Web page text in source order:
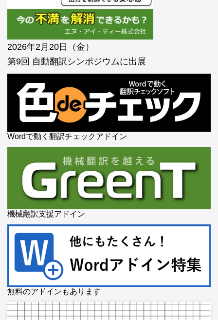
2026年2月20日（金）
第9回 自動翻訳シンポジウムに出展
Wordで動く翻訳チェックアドイン
機械翻訳支援アドイン
無料のアドインもあります